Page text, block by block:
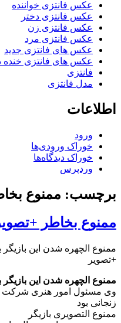
عکس فانتزی خواننده
عکس فانتزی دختر
عکس فانتزی زن
عکس فانتزی مرد
عکس های فانتزی جدید
عکس های فانتزی خنده
فانتزی
مدل فانتزی
اطلاعات
ورود
خوراک ورودی‌ها
خوراک دیدگاه‌ها
وردپرس
برچسب: ممنوع
ممنوع بخاطر
ممنوع الچهره شدن این
+تصویر
ممنوع الچهره شدن این
وی مسئول امور هنری شرکت
زنجانی بود
ممنوع التصویری بازیگر